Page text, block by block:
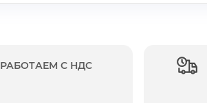
РАБОТАЕМ С НДС